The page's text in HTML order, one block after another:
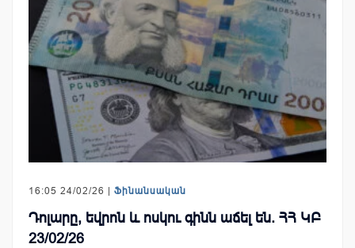
16:05 24/02/26 | Ֆինանսական
Դոլարը, եվրոն և ոսկու գինն աճել են. ՀՀ ԿԲ
23/02/26